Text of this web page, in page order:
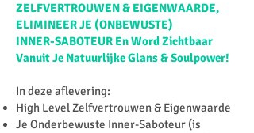
ZELFVERTROUWEN & EIGENWAARDE,
ELIMINEER JE (ONBEWUSTE)
INNER-SABOTEUR En Word Zichtbaar
Vanuit Je Natuurlijke Glans & Soulpower!
In deze aflevering:
High Level Zelfvertrouwen & Eigenwaarde
Je Onderbewuste Inner-Saboteur (is